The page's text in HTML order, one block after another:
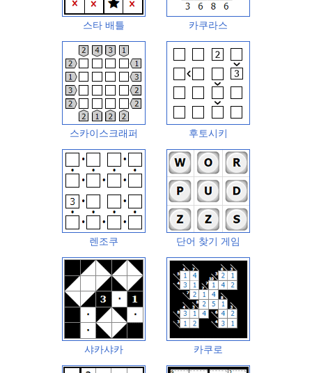
스타 배틀 카쿠라스
스카이스크래퍼 후토시키
렌조쿠 단어 찾기 게임
샤카샤카 카쿠로